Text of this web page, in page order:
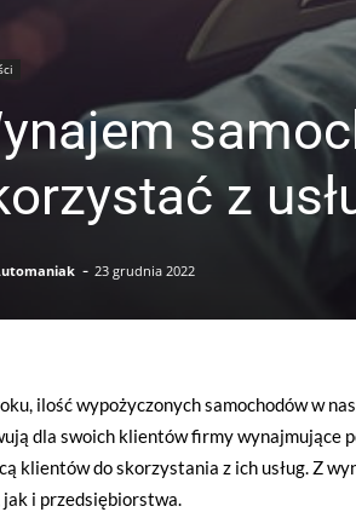
z
- 23 grudnia 2022
ilość wypożyczonych samochodów w
dla swoich klientów firmy wynajmujące
klientów do skorzystania z ich usług. Z
i przedsiębiorstwa.